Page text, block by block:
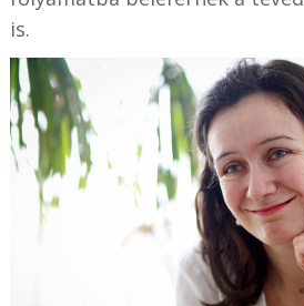
is.